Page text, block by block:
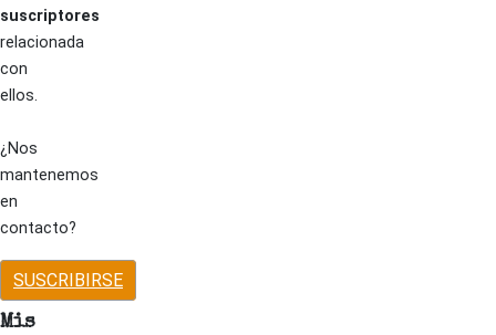
suscriptores
relacionada
con
ellos.
¿Nos
mantenemos
en
contacto?
SUSCRIBIRSE
Mis